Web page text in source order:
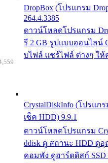
DropBox (โปรแกรม
264.4.3385
ดาวน์โหลดโปรแกรม
รี 2 GB รูปแบบออนไลน์
บไฟล์ แชร์ไฟล์ ต่างๆ ให้
CrystalDiskInfo (โปรแก
เช็ค HDD) 9.9.1
ดาวน์โหลดโปรแกรม
ddisk ดู สถานะ HDD ดู
คอมพัง ดูฮาร์ดดิสก์ SSD